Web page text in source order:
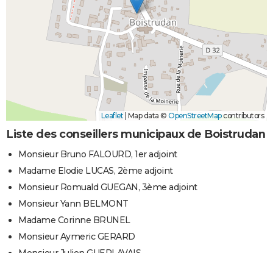
Leaflet Map data © OpenStreetMapcontributors
Liste des conseillers municipaux de Boistrudan
Monsieur Bruno FALOURD, 1er adjoint
Madame Elodie LUCAS, 2ème adjoint
Monsieur Romuald GUEGAN, 3ème adjoint
Monsieur Yann BELMONT
Madame Corinne BRUNEL
Monsieur Aymeric GERARD